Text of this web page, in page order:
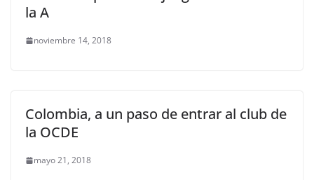
la A
noviembre 14, 2018
Colombia, a un paso de entrar al club de
la OCDE
mayo 21, 2018